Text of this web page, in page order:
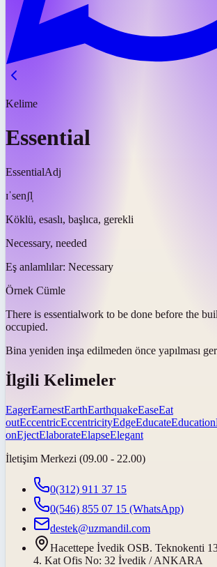
Kelime
Essential
EssentialAdj
ɪˈsenʃl̩
Köklü, esaslı, başlıca, gerekli
Necessary, needed
Eş anlamlılar: Necessary
Örnek Cümle
There is essentialwork to be done before the
occupied.
Bina yeniden inşa edilmeden önce yapılması
İlgili Kelimeler
EagerEarnestEarthEarthquakeEaseEat
outEccentricEccentricityEdgeEducateEducation
onEjectElaborateElapseElegant
İletişim Merkezi (09.00 - 22.00)
0(312) 911 37 15
0(546) 855 07 15 (WhatsApp)
destek@uzmandil.com
Hacettepe İvedik OSB. Teknokenti
4. Kat Ofis No: 32 İvedik / ANKARA